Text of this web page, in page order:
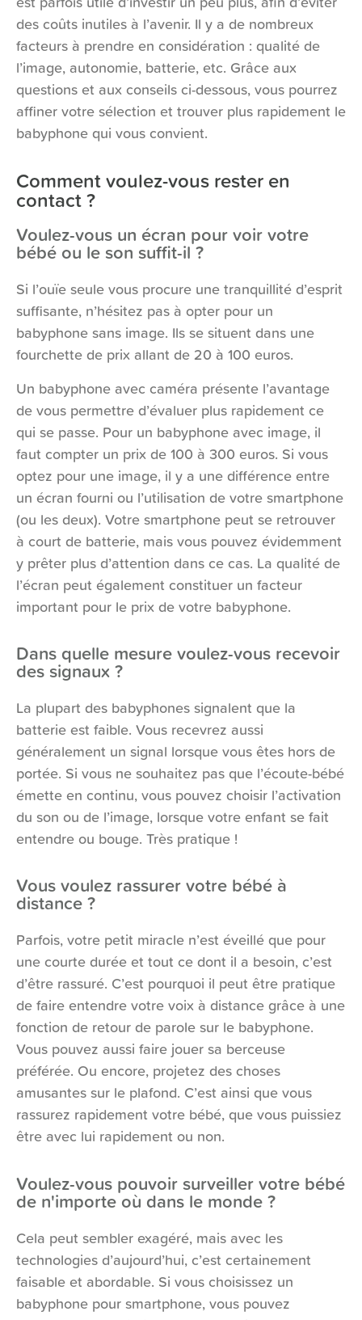
des coûts inutiles à l’avenir. Il y a de nombreux
facteurs à prendre en considération : qualité de
l’image, autonomie, batterie, etc. Grâce aux
questions et aux conseils ci-dessous, vous pourrez
affiner votre sélection et trouver plus rapidement le
babyphone qui vous convient.
Comment voulez-vous rester en
contact ?
Voulez-vous un écran pour voir votre
bébé ou le son suffit-il ?
Si l’ouïe seule vous procure une tranquillité d’esprit
suffisante, n’hésitez pas à opter pour un
babyphone sans image. Ils se situent dans une
fourchette de prix allant de 20 à 100 euros.
Un babyphone avec caméra présente l’avantage
de vous permettre d’évaluer plus rapidement ce
qui se passe. Pour un babyphone avec image, il
faut compter un prix de 100 à 300 euros. Si vous
optez pour une image, il y a une différence entre
un écran fourni ou l’utilisation de votre smartphone
(ou les deux). Votre smartphone peut se retrouver
à court de batterie, mais vous pouvez évidemment
y prêter plus d’attention dans ce cas. La qualité de
l’écran peut également constituer un facteur
important pour le prix de votre babyphone.
Dans quelle mesure voulez-vous recevoir
des signaux ?
La plupart des babyphones signalent que la
batterie est faible. Vous recevrez aussi
généralement un signal lorsque vous êtes hors de
portée. Si vous ne souhaitez pas que l’écoute-bébé
émette en continu, vous pouvez choisir l’activation
du son ou de l’image, lorsque votre enfant se fait
entendre ou bouge. Très pratique !
Vous voulez rassurer votre bébé à
distance ?
Parfois, votre petit miracle n’est éveillé que pour
une courte durée et tout ce dont il a besoin, c’est
d’être rassuré. C’est pourquoi il peut être pratique
de faire entendre votre voix à distance grâce à une
fonction de retour de parole sur le babyphone.
Vous pouvez aussi faire jouer sa berceuse
préférée. Ou encore, projetez des choses
amusantes sur le plafond. C’est ainsi que vous
rassurez rapidement votre bébé, que vous puissiez
être avec lui rapidement ou non.
Voulez-vous pouvoir surveiller votre bébé
de n'importe où dans le monde ?
Cela peut sembler exagéré, mais avec les
technologies d’aujourd’hui, c’est certainement
faisable et abordable. Si vous choisissez un
babyphone pour smartphone, vous pouvez